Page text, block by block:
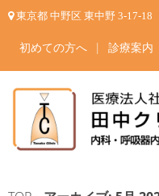
Skip
content
東京都 中野区 東中野 3-17-18
初めての方へ | 診療案内
田中クリニ